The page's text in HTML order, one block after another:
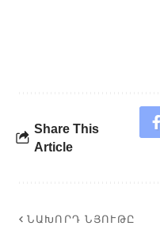
Share This
Article
ՆԱԽՈՐԴ ՆՅՈՒԹԸ